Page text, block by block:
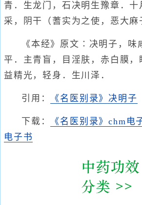
青．生龙门，石决明生豫章．十
采，阴干（蓍实为之使，恶大麻
《本经》原文∶决明子，味
平．主青盲，目淫肤，赤白膜，
益精光，轻身．生川泽．
引用： 《名医别录》决明子
下载： 《名医别录》chm电
电子书